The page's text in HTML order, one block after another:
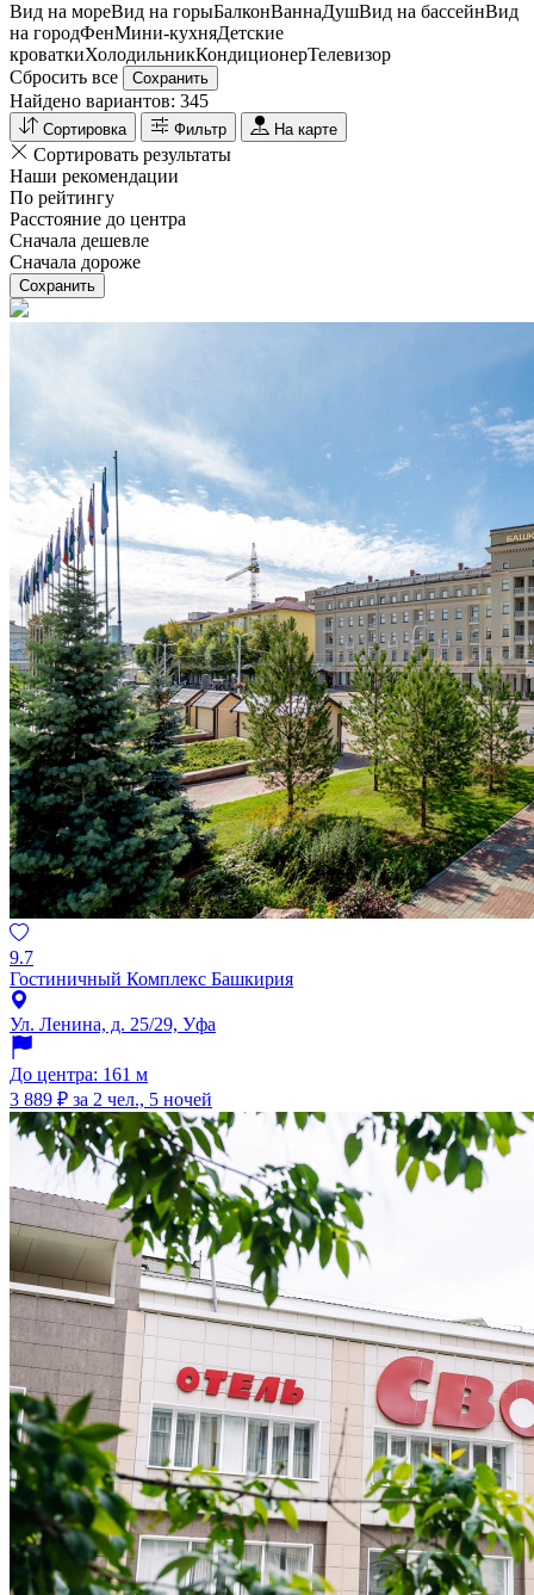
Вид на мореВид на горыБалконВаннаДушВид на бассейнВид
на городФенМини-кухняДетские
кроваткиХолодильникКондиционерТелевизор
Сбросить все
Сохранить
Найдено вариантов: 345
Сортировка Фильтр На карте
Сортировать результаты
Наши рекомендации
По рейтингу
Расстояние до центра
Сначала дешевле
Сначала дороже
Сохранить
9.7
Гостиничный Комплекс Башкирия
Ул. Ленина, д. 25/29, Уфа
До центра: 161 м
3 889 ₽ за 2 чел., 5 ночей